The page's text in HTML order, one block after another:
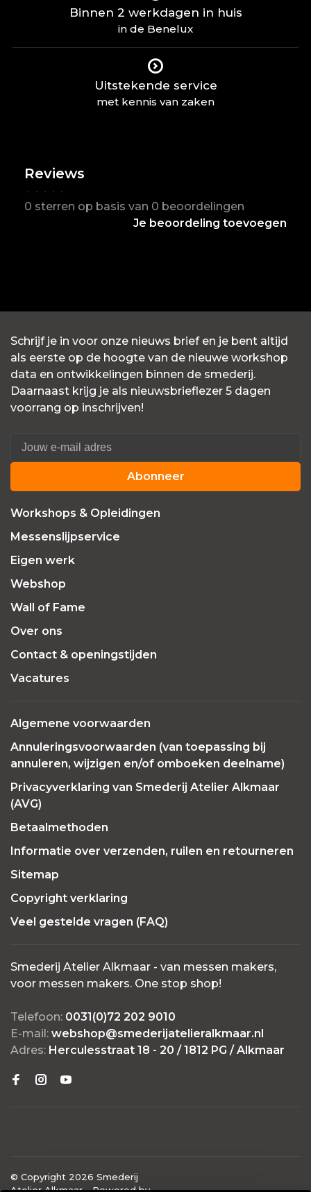
Binnen 2 werkdagen in huis
in de Benelux
Uitstekende service
met kennis van zaken
Reviews
• • • • •
0 sterren op basis van 0 beoordelingen
Je beoordeling toevoegen
Schrijf je in voor onze nieuws brief en je bent altijd
als eerste op de hoogte van de nieuwe workshop
data en ontwikkelingen binnen de smederij.
Daarnaast krijg je als nieuwsbrieflezer 5 dagen
voorrang op inschrijven!
Abonneer
Workshops & Opleidingen
Messenslijpservice
Eigen werk
Webshop
Wall of Fame
Over ons
Contact & openingstijden
Vacatures
Algemene voorwaarden
Annuleringsvoorwaarden (van toepassing bij
annuleren, wijzigen en/of omboeken deelname)
Privacyverklaring van Smederij Atelier Alkmaar
(AVG)
Betaalmethoden
Informatie over verzenden, ruilen en retourneren
Sitemap
Copyright verklaring
Veel gestelde vragen (FAQ)
Smederij Atelier Alkmaar - van messen makers,
voor messen makers. One stop shop!
Telefoon: 0031(0)72 202 9010
E-mail: webshop@smederijatelieralkmaar.nl
Adres: Herculesstraat 18 - 20 / 1812 PG / Alkmaar
© Copyright 2026 Smederij